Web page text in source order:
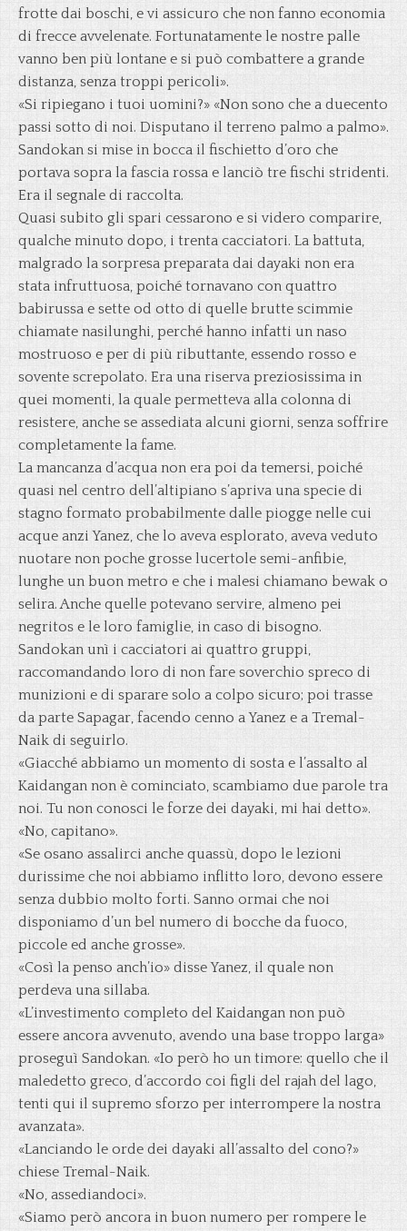
frotte dai boschi, e vi assicuro che non fanno economia
di frecce avvelenate. Fortunatamente le nostre palle
vanno ben più lontane e si può combattere a grande
distanza, senza troppi pericoli».
«Si ripiegano i tuoi uomini?» «Non sono che a duecento
passi sotto di noi. Disputano il terreno palmo a palmo».
Sandokan si mise in bocca il fischietto d’oro che
portava sopra la fascia rossa e lanciò tre fischi stridenti.
Era il segnale di raccolta.
Quasi subito gli spari cessarono e si videro comparire,
qualche minuto dopo, i trenta cacciatori. La battuta,
malgrado la sorpresa preparata dai dayaki non era
stata infruttuosa, poiché tornavano con quattro
babirussa e sette od otto di quelle brutte scimmie
chiamate nasilunghi, perché hanno infatti un naso
mostruoso e per di più ributtante, essendo rosso e
sovente screpolato. Era una riserva preziosissima in
quei momenti, la quale permetteva alla colonna di
resistere, anche se assediata alcuni giorni, senza soffrire
completamente la fame.
La mancanza d’acqua non era poi da temersi, poiché
quasi nel centro dell’altipiano s’apriva una specie di
stagno formato probabilmente dalle piogge nelle cui
acque anzi Yanez, che lo aveva esplorato, aveva veduto
nuotare non poche grosse lucertole semi-anfibie,
lunghe un buon metro e che i malesi chiamano bewak o
selira. Anche quelle potevano servire, almeno pei
negritos e le loro famiglie, in caso di bisogno.
Sandokan unì i cacciatori ai quattro gruppi,
raccomandando loro di non fare soverchio spreco di
munizioni e di sparare solo a colpo sicuro; poi trasse
da parte Sapagar, facendo cenno a Yanez e a Tremal-
Naik di seguirlo.
«Giacché abbiamo un momento di sosta e l’assalto al
Kaidangan non è cominciato, scambiamo due parole tra
noi. Tu non conosci le forze dei dayaki, mi hai detto».
«No, capitano».
«Se osano assalirci anche quassù, dopo le lezioni
durissime che noi abbiamo inflitto loro, devono essere
senza dubbio molto forti. Sanno ormai che noi
disponiamo d’un bel numero di bocche da fuoco,
piccole ed anche grosse».
«Così la penso anch’io» disse Yanez, il quale non
perdeva una sillaba.
«L’investimento completo del Kaidangan non può
essere ancora avvenuto, avendo una base troppo larga»
proseguì Sandokan. «Io però ho un timore: quello che il
maledetto greco, d’accordo coi figli del rajah del lago,
tenti qui il supremo sforzo per interrompere la nostra
avanzata».
«Lanciando le orde dei dayaki all’assalto del cono?»
chiese Tremal-Naik.
«No, assediandoci».
«Siamo però ancora in buon numero per rompere le